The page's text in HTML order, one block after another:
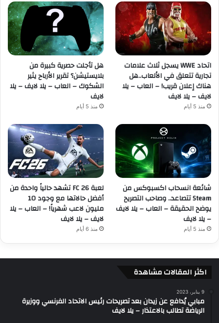
اتحاد WWE يسجل ثلاث علامات
تجارية تتعلق في الألعاب..هل
هناك إعلان قريب! – العاب – يلا
لايف – يلا لايف
منذ 5 أيام
هل تأجلت حصرية كبيرة من
بلايستيشن؟ تقرير الأرباح يثير
الشكوك – العاب – يلا لايف – يلا
لايف
منذ 5 أيام
شائعة انسحاب اكسبوكس من
Steam تتصاعد.. وصاحب التصريح
يوضح الحقيقة – العاب – يلا لايف
– يلا لايف
منذ 5 أيام
لعبة FC 26 تشهد حالياً واحدة من
أفضل حالاتها مع وجود 10
مليون لاعب شهرياً! – العاب – يلا
لايف – يلا لايف
منذ 6 أيام
اكثر المقالات مشاهدة
9 يناير، 2023
مبابي يُدافع عن زيدان بعد تصريحات رئيس الاتحاد الفرنسي ووزيرة
الرياضة تطالب بالاعتذار – يلا لايف